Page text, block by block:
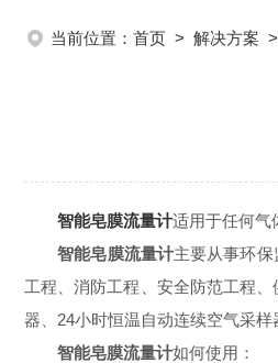
当前位置： 首页 > 解决方案 >
智能皂膜流量计适用于任何气
智能皂膜流量计主要从事环保
工程、消防工程、安全防范工程
器、24小时恒温自动连续空气采样器
智能皂膜流量计如何使用：